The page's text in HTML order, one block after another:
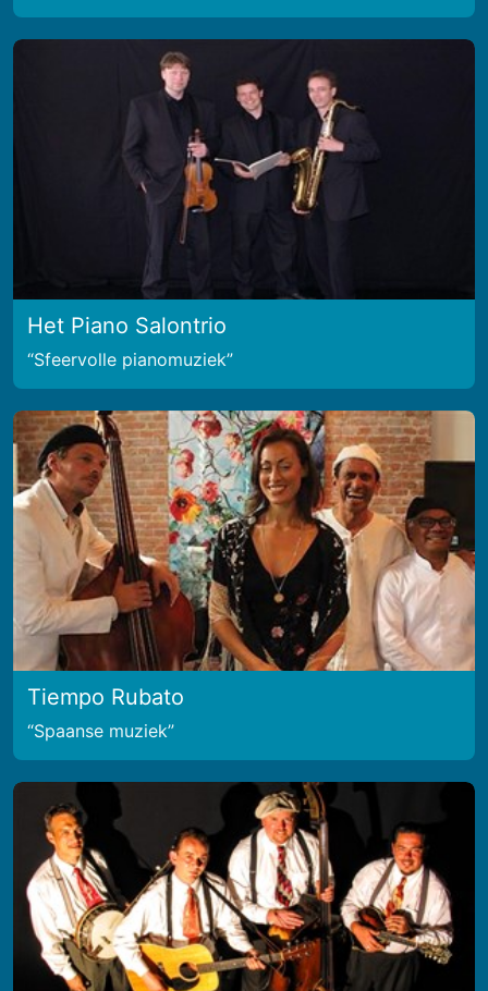
Het Piano Salontrio
Sfeervolle pianomuziek
Tiempo Rubato
Spaanse muziek